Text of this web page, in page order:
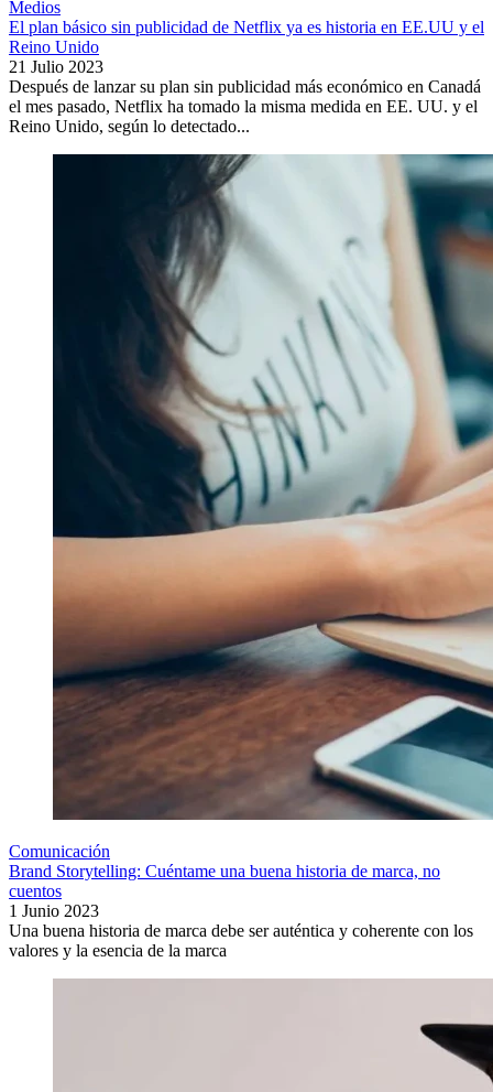
Medios
El plan básico sin publicidad de Netflix ya es historia en EE.UU y el
Reino Unido
21 Julio 2023
Después de lanzar su plan sin publicidad más económico en Canadá
el mes pasado, Netflix ha tomado la misma medida en EE. UU. y el
Reino Unido, según lo detectado...
Comunicación
Brand Storytelling: Cuéntame una buena historia de marca, no
cuentos
1 Junio 2023
Una buena historia de marca debe ser auténtica y coherente con los
valores y la esencia de la marca